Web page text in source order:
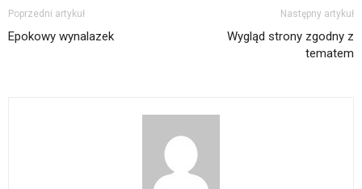
Poprzedni artykuł
Epokowy wynalazek
Następny artykuł
Wygląd strony zgodny z
tematem